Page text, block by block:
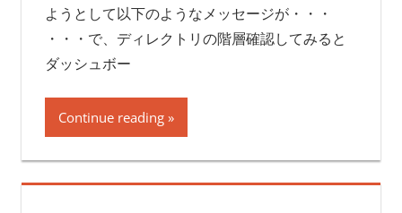
ようとして以下のようなメッセージが・・・
・・・で、ディレクトリの階層確認してみると
ダッシュボー
Continue reading